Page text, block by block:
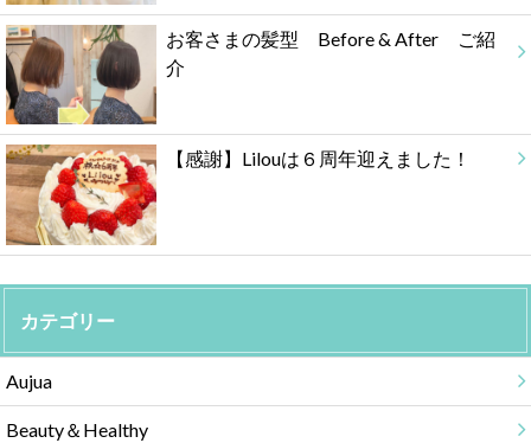
お客さまの髪型 Before & After ご紹
介
【感謝】Lilouは６周年迎えました！
カテゴリー
Aujua
Beauty＆Healthy